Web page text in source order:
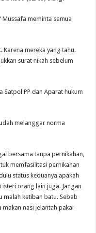
Mussafa meminta semua
Karena mereka yang tahu.
surat nikah sebelum
Satpol PP dan Aparat hukum
melanggar norma
bersama tanpa pernikahan,
memfasilitasi pernikahan
status keduanya apakah
orang lain juga. Jangan
malah ketiban batu. Sebab
nasi jelantah pakai